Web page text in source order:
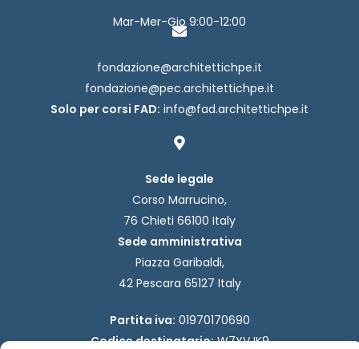
Mar-Mer-Gio 9:00-12:00
fondazione@architettichpe.it
fondazione@pec.architettichpe.it
Solo per corsi FAD: info@fad.architettichpe.it
Sede legale
Corso Marrucino,
76 Chieti 66100 Italy
Sede amministrativa
Piazza Garibaldi,
42 Pescara 65127 Italy
Partita iva: 01970170690
Codice destinatario:W7YVJK9